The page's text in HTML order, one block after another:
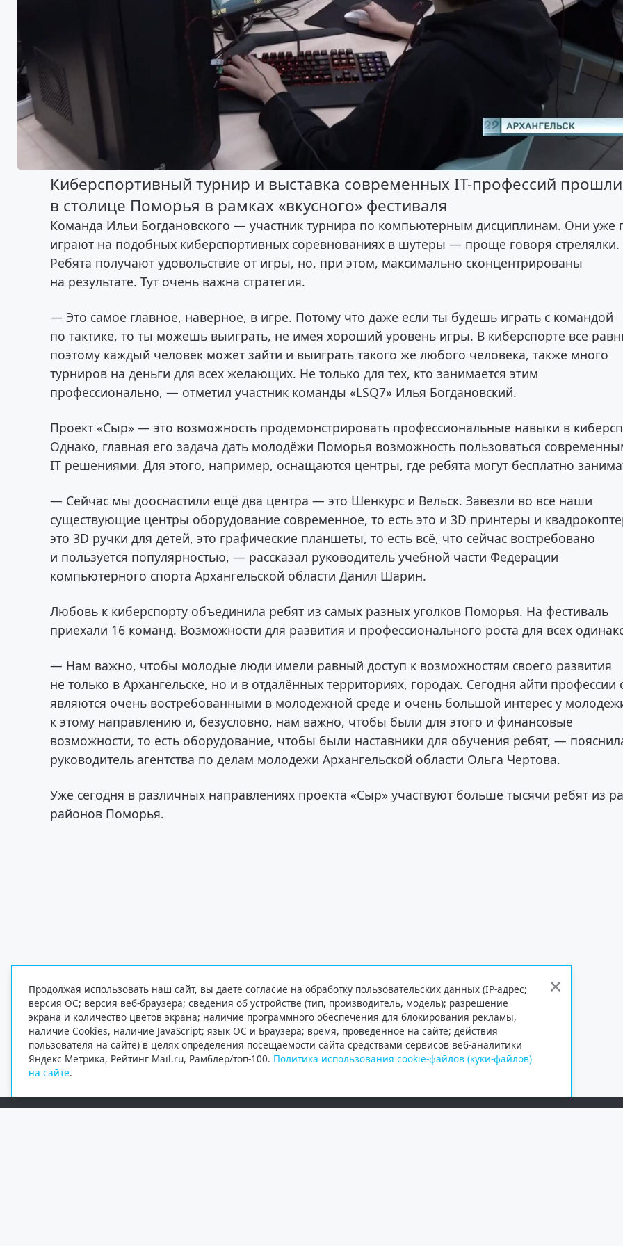
Киберспортивный турнир и выставка современных IT-профессий прошли
в столице Поморья в рамках «вкусного» фестиваля
Команда Ильи Богдановского — участник турнира по компьютерным дисциплинам. Они уже
играют на подобных киберспортивных соревнованиях в шутеры — проще говоря стрелялки.
Ребята получают удовольствие от игры, но, при этом, максимально сконцентрированы
на результате. Тут очень важна стратегия.
— Это самое главное, наверное, в игре. Потому что даже если ты будешь играть с командой
по тактике, то ты можешь выиграть, не имея хороший уровень игры. В киберспорте все
поэтому каждый человек может зайти и выиграть такого же любого человека, также много
турниров на деньги для всех желающих. Не только для тех, кто занимается этим
профессионально, — отметил участник команды «LSQ7» Илья Богдановский.
Проект «Сыр» — это возможность продемонстрировать профессиональные навыки в
Однако, главная его задача дать молодёжи Поморья возможность пользоваться
IT решениями. Для этого, например, оснащаются центры, где ребята могут бесплатно
— Сейчас мы дооснастили ещё два центра — это Шенкурс и Вельск. Завезли во все наши
существующие центры оборудование современное, то есть это и 3D принтеры и
это 3D ручки для детей, это графические планшеты, то есть всё, что сейчас востребовано
и пользуется популярностью, — рассказал руководитель учебной части Федерации
компьютерного спорта Архангельской области Данил Шарин.
Любовь к киберспорту объединила ребят из самых разных уголков Поморья. На фестиваль
приехали 16 команд. Возможности для развития и профессионального роста для всех
— Нам важно, чтобы молодые люди имели равный доступ к возможностям своего развития
не только в Архангельске, но и в отдалённых территориях, городах. Сегодня айти профессии
являются очень востребованными в молодёжной среде и очень большой интерес у
к этому направлению и, безусловно, нам важно, чтобы были для этого и финансовые
возможности, то есть оборудование, чтобы были наставники для обучения ребят, —
руководитель агентства по делам молодежи Архангельской области Ольга Чертова.
Уже сегодня в различных направлениях проекта «Сыр» участвуют больше тысячи ребят из
районов Поморья.
Продолжая использовать наш сайт, вы даете согласие на обработку пользовательских данных (IP-адрес;
версия ОС; версия веб-браузера; сведения об устройстве (тип, производитель, модель); разрешение
экрана и количество цветов экрана; наличие программного обеспечения для блокирования рекламы,
наличие Cookies, наличие JavaScript; язык ОС и Браузера; время, проведенное на сайте; действия
пользователя на сайте) в целях определения посещаемости сайта средствами сервисов веб-аналитики
Яндекс Метрика, Рейтинг Mail.ru, Рамблер/топ-100. Политика использования cookie-файлов (куки-файлов)
на сайте.